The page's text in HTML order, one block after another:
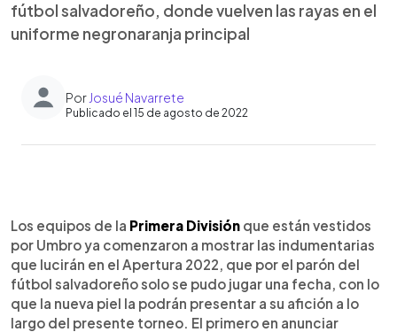
fútbol salvadoreño, donde vuelven las rayas en el
uniforme negronaranja principal
Por Josué Navarrete
Publicado el 15 de agosto de 2022
► Escuchar artículo
Los equipos de la Primera División que están vestidos
por Umbro ya comenzaron a mostrar las indumentarias
que lucirán en el Apertura 2022, que por el parón del
fútbol salvadoreño solo se pudo jugar una fecha, con lo
que la nueva piel la podrán presentar a su afición a lo
largo del presente torneo. El primero en anunciar